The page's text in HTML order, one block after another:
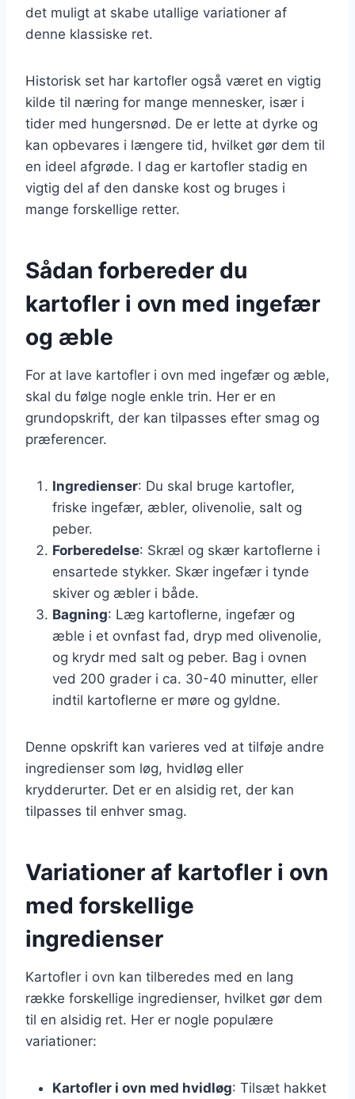
det muligt at skabe utallige variationer af
denne klassiske ret.
Historisk set har kartofler også været en vigtig
kilde til næring for mange mennesker, især i
tider med hungersnød. De er lette at dyrke og
kan opbevares i længere tid, hvilket gør dem til
en ideel afgrøde. I dag er kartofler stadig en
vigtig del af den danske kost og bruges i
mange forskellige retter.
Sådan forbereder du
kartofler i ovn med ingefær
og æble
For at lave kartofler i ovn med ingefær og æble,
skal du følge nogle enkle trin. Her er en
grundopskrift, der kan tilpasses efter smag og
præferencer.
Ingredienser: Du skal bruge kartofler,
friske ingefær, æbler, olivenolie, salt og
peber.
Forberedelse: Skræl og skær kartoflerne i
ensartede stykker. Skær ingefær i tynde
skiver og æbler i både.
Bagning: Læg kartoflerne, ingefær og
æble i et ovnfast fad, dryp med olivenolie,
og krydr med salt og peber. Bag i ovnen
ved 200 grader i ca. 30-40 minutter, eller
indtil kartoflerne er møre og gyldne.
Denne opskrift kan varieres ved at tilføje andre
ingredienser som løg, hvidløg eller
krydderurter. Det er en alsidig ret, der kan
tilpasses til enhver smag.
Variationer af kartofler i ovn
med forskellige
ingredienser
Kartofler i ovn kan tilberedes med en lang
række forskellige ingredienser, hvilket gør dem
til en alsidig ret. Her er nogle populære
variationer:
Kartofler i ovn med hvidløg: Tilsæt hakket